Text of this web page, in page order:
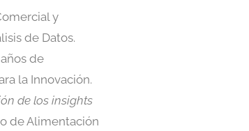
y
de Datos.
de
la Innovación.
de los insights
de Alimentación